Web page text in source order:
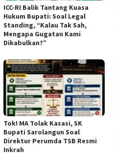
ICC-RI Balik Tantang Kuasa
Hukum Bupati: Soal Legal
Standing, “Kalau Tak Sah,
Mengapa Gugatan Kami
Dikabulkan?”
Tok! MA Tolak Kasasi, SK
Bupati Sarolangun Soal
Direktur Perumda TSB Resmi
Inkrah